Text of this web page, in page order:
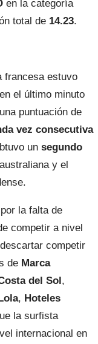
en la categoría
total de 14.23.
francesa estuvo
el último minuto
puntuación de
vez consecutiva
un segundo
y el
la falta de
competir a nivel
competir
de Marca
del Sol,
, Hoteles
la surfista
internacional en